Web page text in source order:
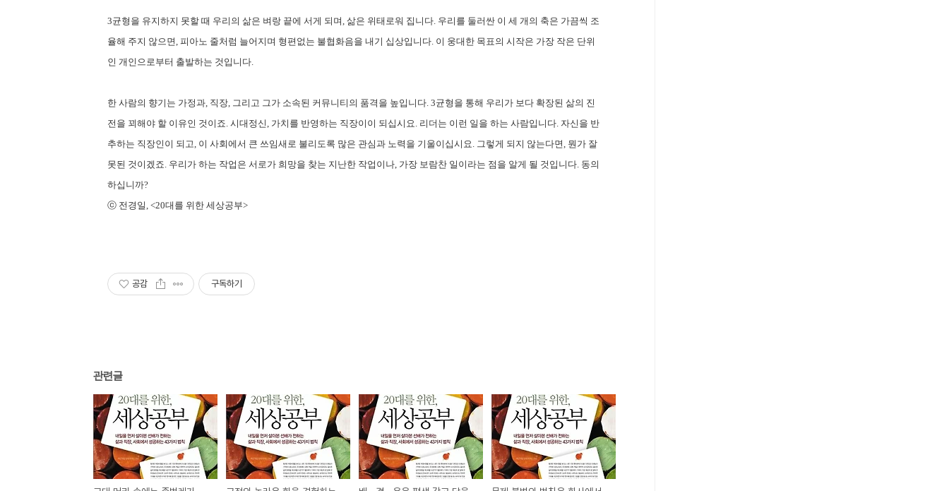
3균형을 유지하지 못할 때 우리의 삶은 벼랑 끝에 서게 되며, 삶은 위태로워 집니다. 우리를 둘러싼 이 세 개의 축은 가끔씩 조
율해 주지 않으면, 피아노 줄처럼 늘어지며 형편없는 불협화음을 내기 십상입니다. 이 웅대한 목표의 시작은 가장 작은 단위
인 개인으로부터 출발하는 것입니다.
한 사람의 향기는 가정과, 직장, 그리고 그가 소속된 커뮤니티의 품격을 높입니다. 3균형을 통해 우리가 보다 확장된 삶의 진
전을 꾀해야 할 이유인 것이죠. 시대정신, 가치를 반영하는 직장이이 되십시요. 리더는 이런 일을 하는 사람입니다. 자신을 반
추하는 직장인이 되고, 이 사회에서 큰 쓰임새로 불리도록 많은 관심과 노력을 기울이십시요. 그렇게 되지 않는다면, 뭔가 잘
못된 것이겠죠. 우리가 하는 작업은 서로가 희망을 찾는 지난한 작업이나, 가장 보람찬 일이라는 점을 알게 될 것입니다. 동의
하십니까?
ⓒ 전경일, <20대를 위한 세상공부>
공감 구독하기
관련글